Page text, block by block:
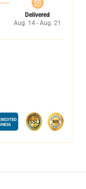
Delivered
Aug. 14 - Aug. 21